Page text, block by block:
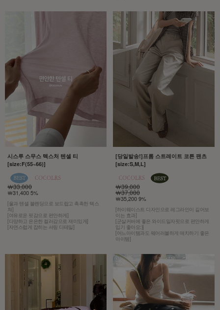
시스루 스무스 텍스처 텐셀 티
[size:F(55~66)]
￦33,000
￦31,400 5%
[울과 텐셀 블렌딩으로 보드랍고 촉촉한 텍스
쳐]
[여유로운 핏감으로 편안하게]
[다양하고 은은한 컬러감으로 재미있게]
[자연스럽게 잡히는 셔링 디테일]
[당일발송!]프롬 스트레이트 코튼 팬츠
[size:S,M,L]
￦39,000
￦37,000
￦35,200 9%
[하이웨이스트 디자인으로 레그라인이 길어보
이는 효과]
[군살커버에 좋은 와이드일자핏으로 편안하게
입기 좋아요:)]
[어느아이템과도 웨어러블하게 매치하기 좋은
아이템]